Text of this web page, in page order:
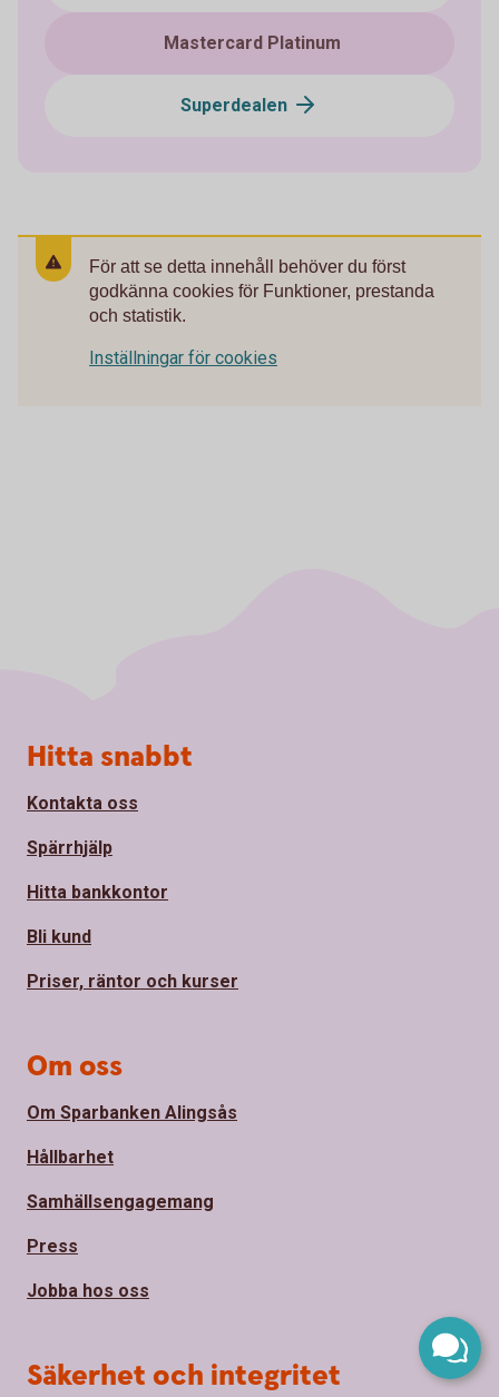
Mastercard Platinum
Superdealen
För att se detta innehåll behöver du först
godkänna cookies för Funktioner, prestanda
och statistik.
Inställningar för cookies
Sidfot
Hitta snabbt
Kontakta oss
Spärrhjälp
Hitta bankkontor
Bli kund
Priser, räntor och kurser
Om oss
Om Sparbanken Alingsås
Hållbarhet
Samhällsengagemang
Press
Jobba hos oss
Säkerhet och integritet